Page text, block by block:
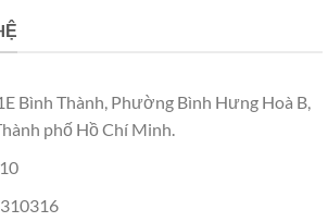
Bình Thành, Phường Bình Hưng Hoà B,
phố Hồ Chí Minh.